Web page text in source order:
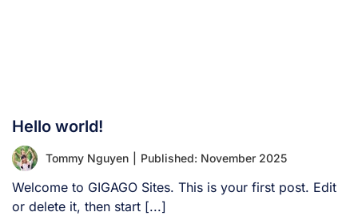
Hello world!
Tommy Nguyen Published: November 2025
Welcome to GIGAGO Sites. This is your first post. Edit
or delete it, then start [...]